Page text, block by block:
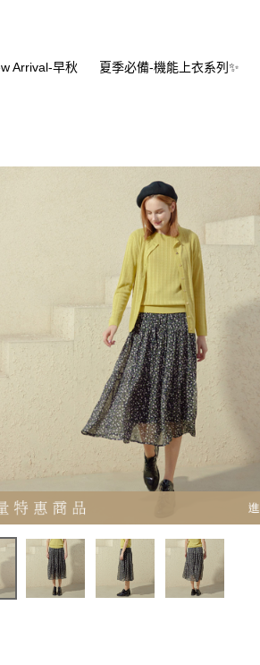
Arrival-早秋 夏季必備-機能上衣系列✨